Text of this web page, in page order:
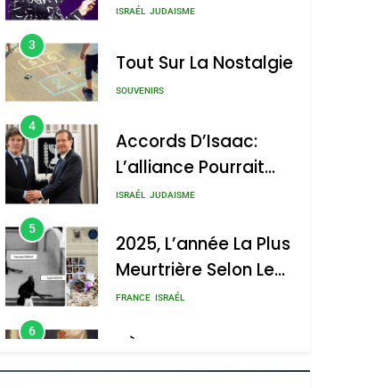
Nouvelle Chanson De
ISRAÉL JUDAISME
3
Tout Sur La Nostalgie
SOUVENIRS
4
Accords D’Isaac:
L’alliance Pourrait
S’étendre À 13 Pays
ISRAÉL JUDAISME
5
2025, L’année La Plus
Meurtrière Selon Le
Rapport D’ADL
FRANCE ISRAÉL
6
FIÈRE, DIGNE ET
RÉSILIENTE :